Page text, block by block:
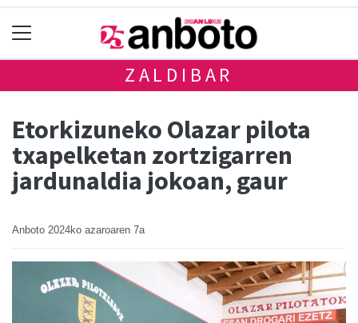
ZALDIBAR
Etorkizuneko Olazar pilota
txapelketan zortzigarren
jardunaldia jokoan, gaur
Anboto 2024ko azaroaren 7a